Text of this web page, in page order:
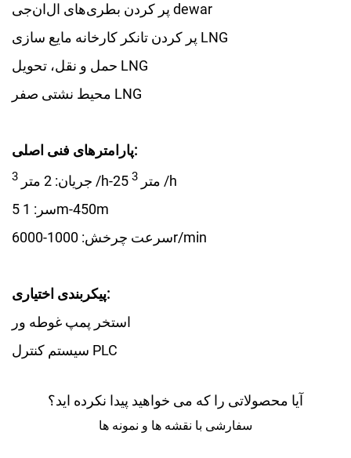
پر کردن بطری‌های ال‌ان‌جی dewar
پر کردن تانکر کارخانه مایع سازی LNG
حمل و نقل، تحویل LNG
محیط نشتی صفر LNG
پارامترهای فنی اصلی:
جریان: 2 متر
/h-25 متر /h
سر: 1 5m-450m
سرعت چرخش: 1000-6000r/min
پیکربندی اختیاری:
استخر پمپ غوطه ور
سیستم کنترل PLC
آیا محصولاتی را که می خواهید پیدا نکرده اید؟
سفارشی با نقشه ها و نمونه ها